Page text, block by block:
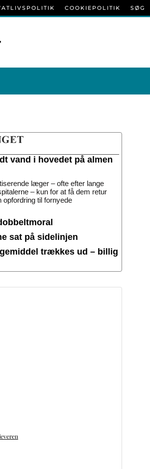
COOKIEPOLITIK SØG
vand i hovedet på almen
læger – ofte efter lange
– kun for at få dem retur
opfordring til fornyede
sat på sidelinjen
trækkes ud – billig